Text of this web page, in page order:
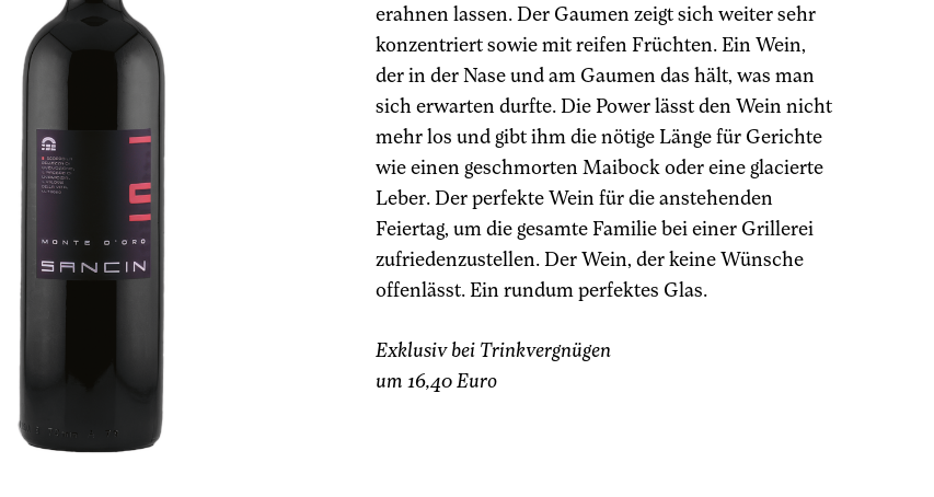
erahnen lassen. Der Gaumen zeigt sich weiter sehr
konzentriert sowie mit reifen Früchten. Ein Wein,
der in der Nase und am Gaumen das hält, was man
sich erwarten durfte. Die Power lässt den Wein nicht
mehr los und gibt ihm die nötige Länge für Gerichte
wie einen geschmorten Maibock oder eine glacierte
Leber. Der perfekte Wein für die anstehenden
Feiertag, um die gesamte Familie bei einer Grillerei
zufriedenzustellen. Der Wein, der keine Wünsche
offenlässt. Ein rundum perfektes Glas.
Exklusiv bei Trinkvergnügen
um 16,40 Euro